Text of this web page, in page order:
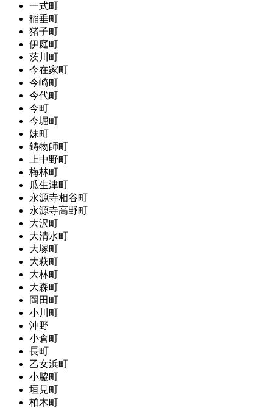
一式町
稲垂町
猪子町
伊庭町
茨川町
今在家町
今崎町
今代町
今町
今堀町
妹町
鋳物師町
上中野町
梅林町
瓜生津町
永源寺相谷町
永源寺高野町
大沢町
大清水町
大塚町
大萩町
大林町
大森町
岡田町
小川町
沖野
小倉町
長町
乙女浜町
小脇町
垣見町
柏木町